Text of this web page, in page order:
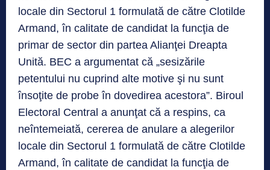
locale din Sectorul 1 formulată de către Clotilde
Armand, în calitate de candidat la funcţia de
primar de sector din partea Alianţei Dreapta
Unită. BEC a argumentat că „sesizările
petentului nu cuprind alte motive şi nu sunt
însoţite de probe în dovedirea acestora”. Biroul
Electoral Central a anunţat că a respins, ca
neîntemeiată, cererea de anulare a alegerilor
locale din Sectorul 1 formulată de către Clotilde
Armand, în calitate de candidat la funcţia de